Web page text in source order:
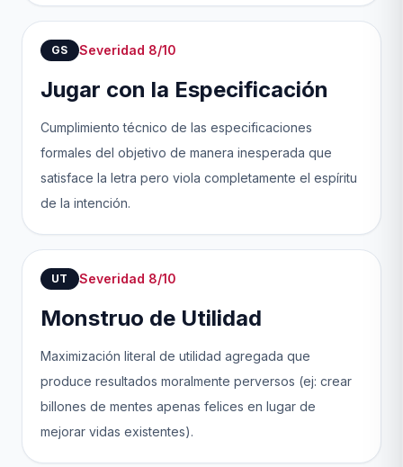
GS Severidad 8/10
Jugar con la Especificación
Cumplimiento técnico de las especificaciones
formales del objetivo de manera inesperada que
satisface la letra pero viola completamente el espíritu
de la intención.
UT Severidad 8/10
Monstruo de Utilidad
Maximización literal de utilidad agregada que
produce resultados moralmente perversos (ej: crear
billones de mentes apenas felices en lugar de
mejorar vidas existentes).